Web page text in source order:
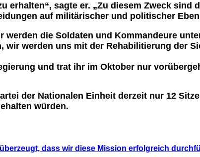
sagte er. „Zu diesem Zweck sind
auf militärischer und politischer
die Soldaten und Kommandeure
werden uns mit der Rehabilitierung der
und trat ihr im Oktober nur
der Nationalen Einheit derzeit nur 12
würden.
dass wir diese Mission erfolgreich